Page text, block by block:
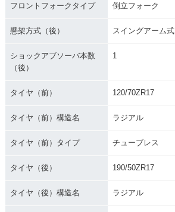
フロントフォークタイプ 倒立フォーク
懸架方式（後） スイングアーム式
ショックアブソーバ本数
（後）
1
タイヤ（前） 120/70ZR17
タイヤ（前）構造名 ラジアル
タイヤ（前）タイプ チューブレス
タイヤ（後） 190/50ZR17
タイヤ（後）構造名 ラジアル